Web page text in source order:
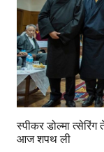
स्पीकर डोल्मा
आज शपथ ली